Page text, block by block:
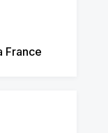
France